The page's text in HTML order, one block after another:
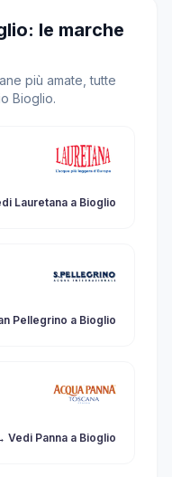
le marche
più amate, tutte
Bioglio.
Lauretana a Bioglio
Pellegrino a Bioglio
Vedi Panna a Bioglio